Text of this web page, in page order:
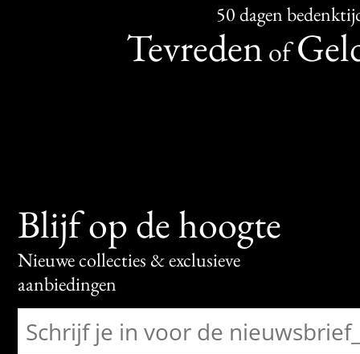
50 dagen
Tevredenof
Blijf op de hoogte
Nieuwe collecties & exclusieve
aanbiedingen